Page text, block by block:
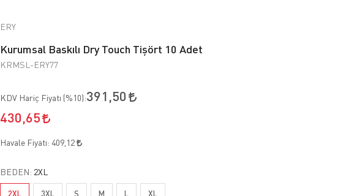
ERY
Kurumsal Baskılı Dry Touch Tişört 10 Adet
KRMSL-ERY77
KDV Hariç Fiyatı (%10):391,50
430,65
Havale Fiyatı: 409,12
BEDEN: 2XL
2XL 3XL S M L XL